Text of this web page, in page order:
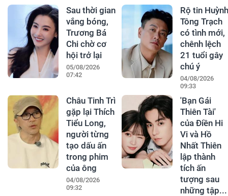
Sau thời gian
vắng bóng,
Trương Bá
Chi chờ cơ
hội trở lại
05/08/2026
07:42
Rộ tin Huỳnh
Tông Trạch
có tình mới,
chênh lệch
21 tuổi gây
chú ý
04/08/2026
09:33
Châu Tinh Trì
gặp lại Thích
Tiểu Long,
người từng
tạo dấu ấn
trong phim
của ông
04/08/2026
09:32
'Bạn Gái
Thiên Tài'
của Điền Hi
Vi và Hồ
Nhất Thiên
lập thành
tích ấn
tượng sau
những tập...